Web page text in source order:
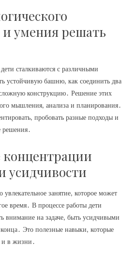
умения решать
сталкиваются с различными
устойчивую башню‚ как соединить два
сложную конструкцию․ Решение этих
мышления‚ анализа и планирования․
пробовать разные подходы и
решения․
усидчивости
занятие‚ которое может
время․ В процессе работы дети
внимание на задаче‚ быть усидчивыми
Это полезные навыки‚ которые
и в жизни․